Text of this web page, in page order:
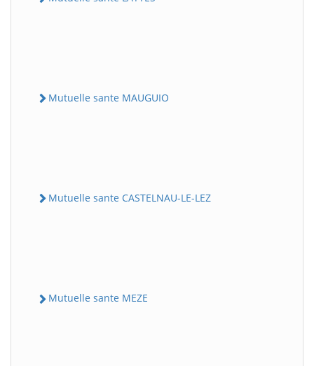
Mutuelle sante MAUGUIO
Mutuelle sante CASTELNAU-LE-LEZ
Mutuelle sante MEZE